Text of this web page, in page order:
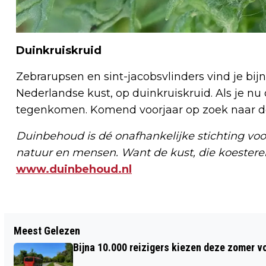
Duinkruiskruid
Zebrarupsen en sint-jacobsvlinders vind je
Nederlandse kust, op duinkruiskruid. Als je
tegenkomen. Komend voorjaar op zoek naar
Duinbehoud is dé onafhankelijke stichting
natuur en mensen. Want de kust, die
www.duinbehoud.nl
HAARLEMS KROEGLOPER­STOERNOOI
WAAR MEN DAMES 'SCHAAKT' OF
Meest Gelezen
Bijna 10.000 reizigers kiezen deze zomer